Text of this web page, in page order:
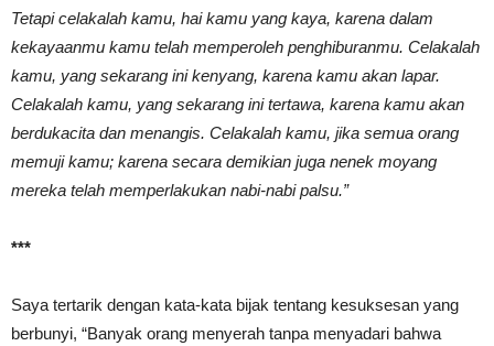
Tetapi celakalah kamu, hai kamu yang kaya, karena dalam
kekayaanmu kamu telah memperoleh penghiburanmu. Celakalah
kamu, yang sekarang ini kenyang, karena kamu akan lapar.
Celakalah kamu, yang sekarang ini tertawa, karena kamu akan
berdukacita dan menangis. Celakalah kamu, jika semua orang
memuji kamu; karena secara demikian juga nenek moyang
mereka telah memperlakukan nabi-nabi palsu.”
***
Saya tertarik dengan kata-kata bijak tentang kesuksesan yang
berbunyi, “Banyak orang menyerah tanpa menyadari bahwa